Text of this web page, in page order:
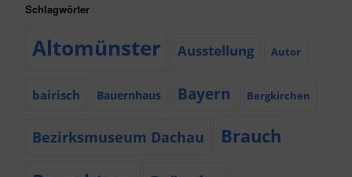
Schlagwörter
Altomünster Ausstellung Autor
bairisch Bauernhaus Bayern Bergkirchen
Bezirksmuseum Dachau Brauch